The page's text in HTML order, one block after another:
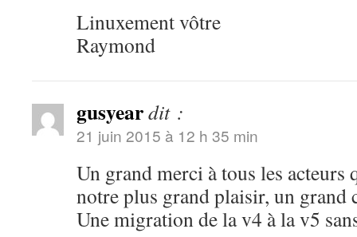
Linuxement vôtre
Raymond
gusyeardit :
21 juin 2015 à 12 h 35 min
Un grand merci à tous les
notre plus grand plaisir, un grand
Une migration de la v4 à la v5